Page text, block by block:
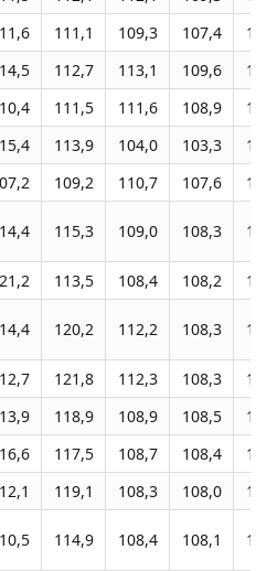
111,1 109,3 107,4
112,7 113,1 109,6
111,5 111,6 108,9
113,9 104,0 103,3
109,2 110,7 107,6
115,3 109,0 108,3
113,5 108,4 108,2
120,2 112,2 108,3
121,8 112,3 108,3
118,9 108,9 108,5
117,5 108,7 108,4
119,1 108,3 108,0
114,9 108,4 108,1